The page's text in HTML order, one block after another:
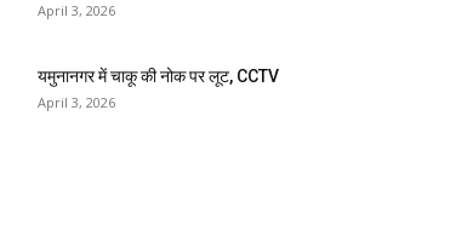
April 3, 2026
यमुनानगर में चाकू की नोक पर लूट, CCTV
April 3, 2026